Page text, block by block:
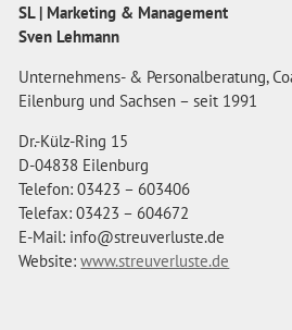
SL | Marketing & Management
Sven Lehmann
Unternehmens- & Personalberatung,
Eilenburg und Sachsen – seit 1991
Dr.-Külz-Ring 15
D-04838 Eilenburg
Telefon: 03423 – 603406
Telefax: 03423 – 604672
E-Mail: info@streuverluste.de
Website:www.streuverluste.de